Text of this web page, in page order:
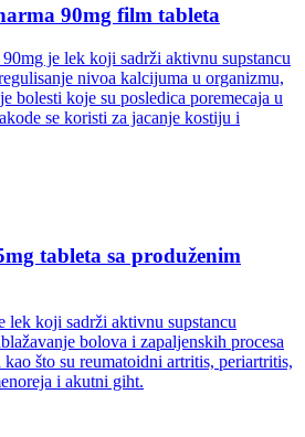
90mg film tableta
je lek koji sadrži aktivnu supstancu
nivoa kalcijuma u organizmu,
bolesti koje su posledica poremecaja u
se koristi za jacanje kostiju i
tableta sa produženim
koji sadrži aktivnu supstancu
bolova i zapaljenskih procesa
što su reumatoidni artritis, periartritis,
i akutni giht.